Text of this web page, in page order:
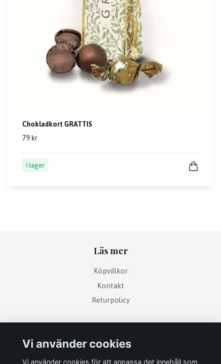
Chokladkort GRATTIS
79 kr
I lager
Läs mer
Köpvillkor
Kontakt
Returpolicy
Vi använder cookies
Vi använder cookies för att anpassa det innehåll som